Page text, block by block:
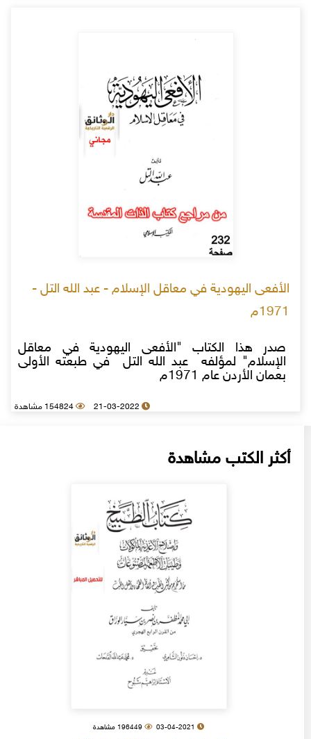
الأفعى اليهودية في معاقل الإسلام - عبد الله التل -
1971م
صدر هذا الكتاب "الأفعى اليهودية في معاقل
الإسلام" لمؤلفه عبد الله التل في طبعته الأولى
بعمان الأردن عام 1971م
21-03-2022 154824 مشاهدة
أكثر الكتب مشاهدة
03-04-2021 196449 مشاهدة